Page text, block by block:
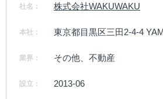
社名： 株式会社WAKUWAKU
本社： 東京都目黒区三田2-4-4
業界： その他、不動産
設立： 2013-06